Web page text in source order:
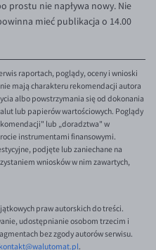
prostu nie napływa nowy. Nie
mieć publikacja o 14.00
raportach, poglądy, oceny i wnioski
mają charakteru rekomendacji autora
albo powstrzymania się od dokonania
lub papierów wartościowych. Poglądy
lub „doradztwa" w
instrumentami finansowymi.
podjęte lub zaniechane na
wniosków w nim zawartych,
praw autorskich do treści.
udostępnianie osobom trzecim i
bez zgody autorów serwisu.
kontakt@walutomat.pl.